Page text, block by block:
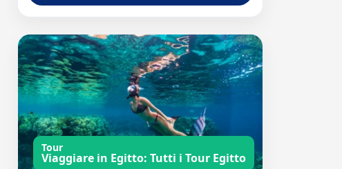
Tour
Viaggiare in Egitto: Tutti i Tour Egitto